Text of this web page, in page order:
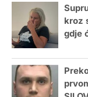
kroz
gdje